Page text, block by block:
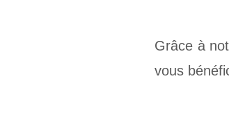
Grâce à
vous